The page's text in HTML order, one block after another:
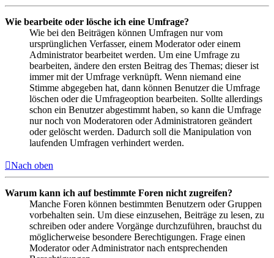
Wie bearbeite oder lösche ich eine Umfrage?
Wie bei den Beiträgen können Umfragen nur vom
ursprünglichen Verfasser, einem Moderator oder einem
Administrator bearbeitet werden. Um eine Umfrage zu
bearbeiten, ändere den ersten Beitrag des Themas; dieser ist
immer mit der Umfrage verknüpft. Wenn niemand eine
Stimme abgegeben hat, dann können Benutzer die Umfrage
löschen oder die Umfrageoption bearbeiten. Sollte allerdings
schon ein Benutzer abgestimmt haben, so kann die Umfrage
nur noch von Moderatoren oder Administratoren geändert
oder gelöscht werden. Dadurch soll die Manipulation von
laufenden Umfragen verhindert werden.
Nach oben
Warum kann ich auf bestimmte Foren nicht zugreifen?
Manche Foren können bestimmten Benutzern oder Gruppen
vorbehalten sein. Um diese einzusehen, Beiträge zu lesen, zu
schreiben oder andere Vorgänge durchzuführen, brauchst du
möglicherweise besondere Berechtigungen. Frage einen
Moderator oder Administrator nach entsprechenden